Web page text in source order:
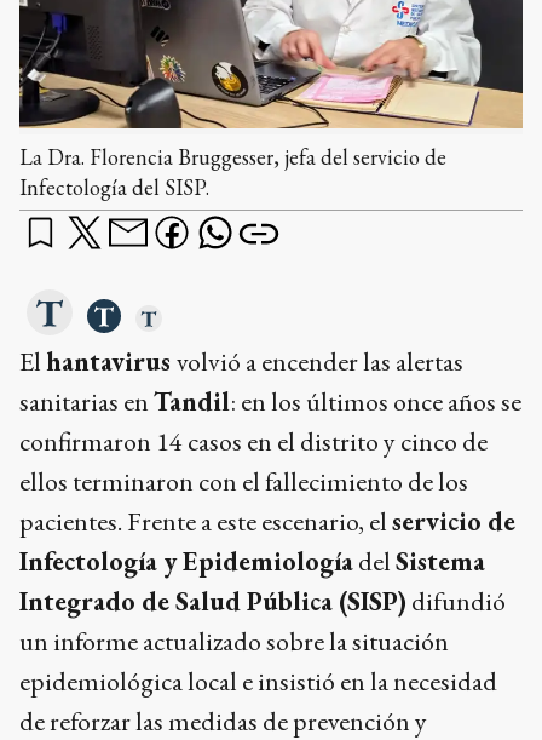
La Dra. Florencia Bruggesser, jefa del servicio de
Infectología del SISP.
Elhantavirus volvió a encender las alertas
sanitarias enTandil: en los últimos once años se
confirmaron 14 casos en el distrito y cinco de
ellos terminaron con el fallecimiento de los
pacientes. Frente a este escenario, elservicio de
Infectología y EpidemiologíadelSistema
Integrado de Salud Pública (SISP) difundió
un informe actualizado sobre la situación
epidemiológica local e insistió en la necesidad
de reforzar las medidas de prevención y